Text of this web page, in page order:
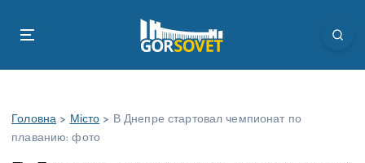
Головна > Місто > В Днепре стартовал чемпионат по
плаванию: фото